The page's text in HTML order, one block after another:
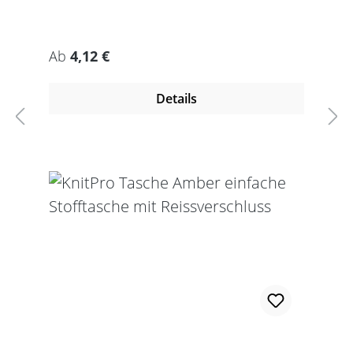
Regulärer Preis:
Ab 4,12 €
Details